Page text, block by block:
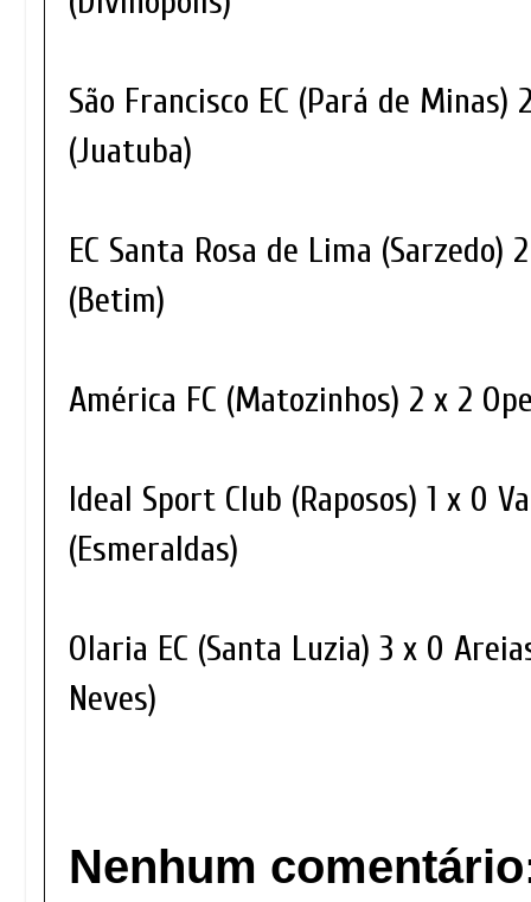
São Francisco EC (Pará de Minas)
(Juatuba)
EC Santa Rosa de Lima (Sarzedo)
(Betim)
América FC (Matozinhos) 2 x 2
Ideal Sport Club (Raposos) 1 x 0
(Esmeraldas)
Olaria EC (Santa Luzia) 3 x 0
Neves)
Nenhum